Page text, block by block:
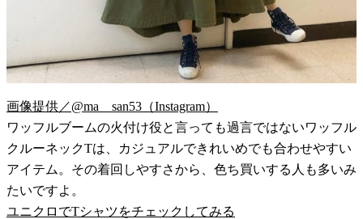
画像提供／@ma__san53（Instagram）
ワッフルブームの火付け役と言っても過言ではないワッフル
クルーネックTは、カジュアルできれいめでも合わせやすい
アイテム。その着回しやすさから、色ち買いする人も多いみ
たいですよ。
ユニクロでTシャツをチェックしてみる